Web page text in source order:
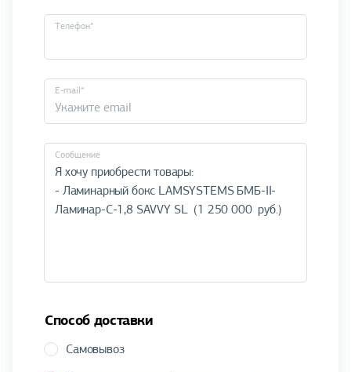
Телефон*
E-mail*
Cообщение
Способ доставки
Самовывоз